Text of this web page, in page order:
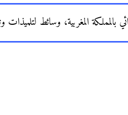
المغربية، وسائط لتلميذات